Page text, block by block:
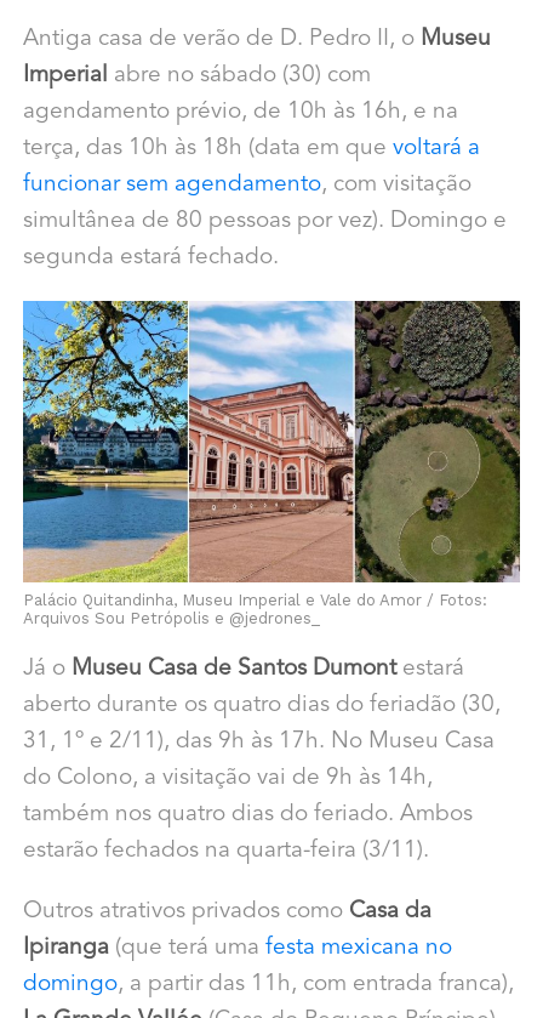
Antiga casa de verão de D. Pedro II, o Museu
Imperial abre no sábado (30) com
agendamento prévio, de 10h às 16h, e na
terça, das 10h às 18h (data em que voltará a
funcionar sem agendamento, com visitação
simultânea de 80 pessoas por vez). Domingo e
segunda estará fechado.
Palácio Quitandinha, Museu Imperial e Vale do Amor / Fotos:
Arquivos Sou Petrópolis e @jedrones_
Já o Museu Casa de Santos Dumontestará
aberto durante os quatro dias do feriadão (30,
31, 1º e 2/11), das 9h às 17h. No Museu Casa
do Colono, a visitação vai de 9h às 14h,
também nos quatro dias do feriado. Ambos
estarão fechados na quarta-feira (3/11).
Outros atrativos privados comoCasa da
Ipiranga(que terá uma festa mexicana no
domingo, a partir das 11h, com entrada franca),